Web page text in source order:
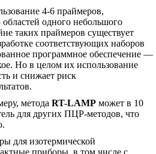
4-6 праймеров,
одного небольшого
таких праймеров существует
соответствующих наборов
программное обеспечение —
Но в целом их использование
и снижает риск
метода RT-LAMP может в 10
для других ПЦР-методов, что
для изотермической
приборы, в том числе с